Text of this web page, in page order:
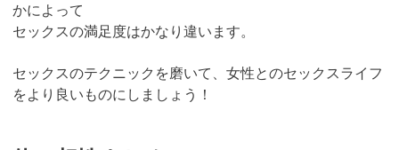
かによって
セックスの満足度はかなり違います。
セックスのテクニックを磨いて、女性とのセックスライフ
をより良いものにしましょう！